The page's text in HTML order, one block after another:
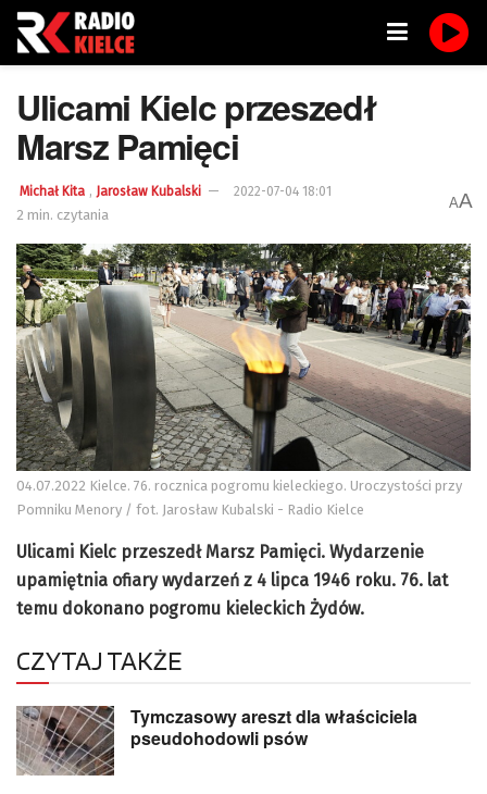
Ulicami Kielc przeszedł
Marsz Pamięci
Michał Kita , Jarosław Kubalski 2022-07-04 18:01
2 min. czytania
AA
04.07.2022 Kielce. 76. rocznica pogromu kieleckiego. Uroczystości przy
Pomniku Menory / fot. Jarosław Kubalski - Radio Kielce
Ulicami Kielc przeszedł Marsz Pamięci. Wydarzenie
upamiętnia ofiary wydarzeń z 4 lipca 1946 roku. 76. lat
temu dokonano pogromu kieleckich Żydów.
CZYTAJ TAKŻE
Tymczasowy areszt dla właściciela
pseudohodowli psów